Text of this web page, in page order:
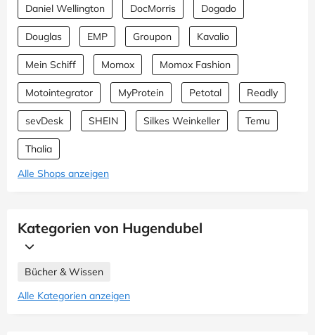
Daniel Wellington DocMorris Dogado
Douglas EMP Groupon Kavalio
Mein Schiff Momox Momox Fashion
Motointegrator MyProtein Petotal Readly
sevDesk SHEIN Silkes Weinkeller Temu
Thalia
Alle Shops anzeigen
Kategorien von Hugendubel
Bücher & Wissen
Alle Kategorien anzeigen